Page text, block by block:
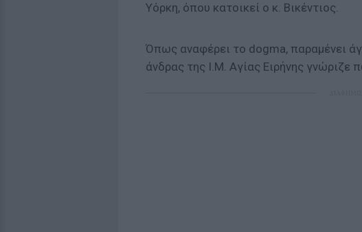
Υόρκη, όπου κατοικεί ο κ. Βικέντιος.
Όπως αναφέρει το dogma, παραμένει
άνδρας της Ι.Μ. Αγίας Ειρήνης γνώριζε